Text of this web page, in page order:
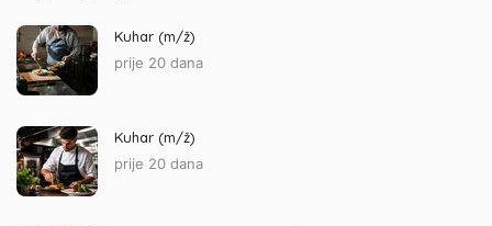
Kuhar (m/ž)
prije 20 dana
Kuhar (m/ž)
prije 20 dana